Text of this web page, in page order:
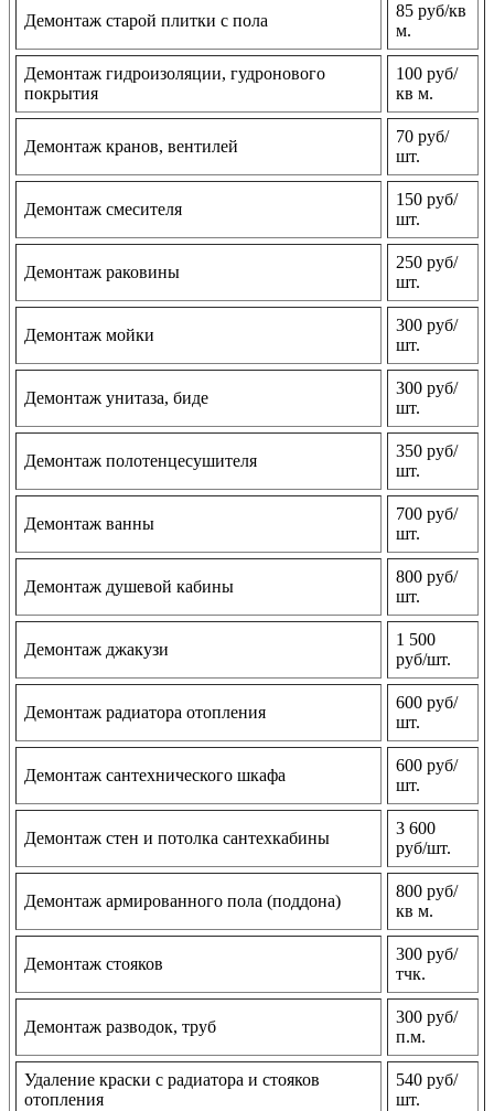
Демонтаж старой плитки с пола
85 руб/кв
м.
Демонтаж гидроизоляции, гудронового
покрытия
100 руб/
кв м.
Демонтаж кранов, вентилей
70 руб/
шт.
Демонтаж смесителя
150 руб/
шт.
Демонтаж раковины
250 руб/
шт.
Демонтаж мойки
300 руб/
шт.
Демонтаж унитаза, биде
300 руб/
шт.
Демонтаж полотенцесушителя
350 руб/
шт.
Демонтаж ванны
700 руб/
шт.
Демонтаж душевой кабины
800 руб/
шт.
Демонтаж джакузи
1 500
руб/шт.
Демонтаж радиатора отопления
600 руб/
шт.
Демонтаж сантехнического шкафа
600 руб/
шт.
Демонтаж стен и потолка сантехкабины
3 600
руб/шт.
Демонтаж армированного пола (поддона)
800 руб/
кв м.
Демонтаж стояков
300 руб/
тчк.
Демонтаж разводок, труб
300 руб/
п.м.
Удаление краски с радиатора и стояков
отопления
540 руб/
шт.